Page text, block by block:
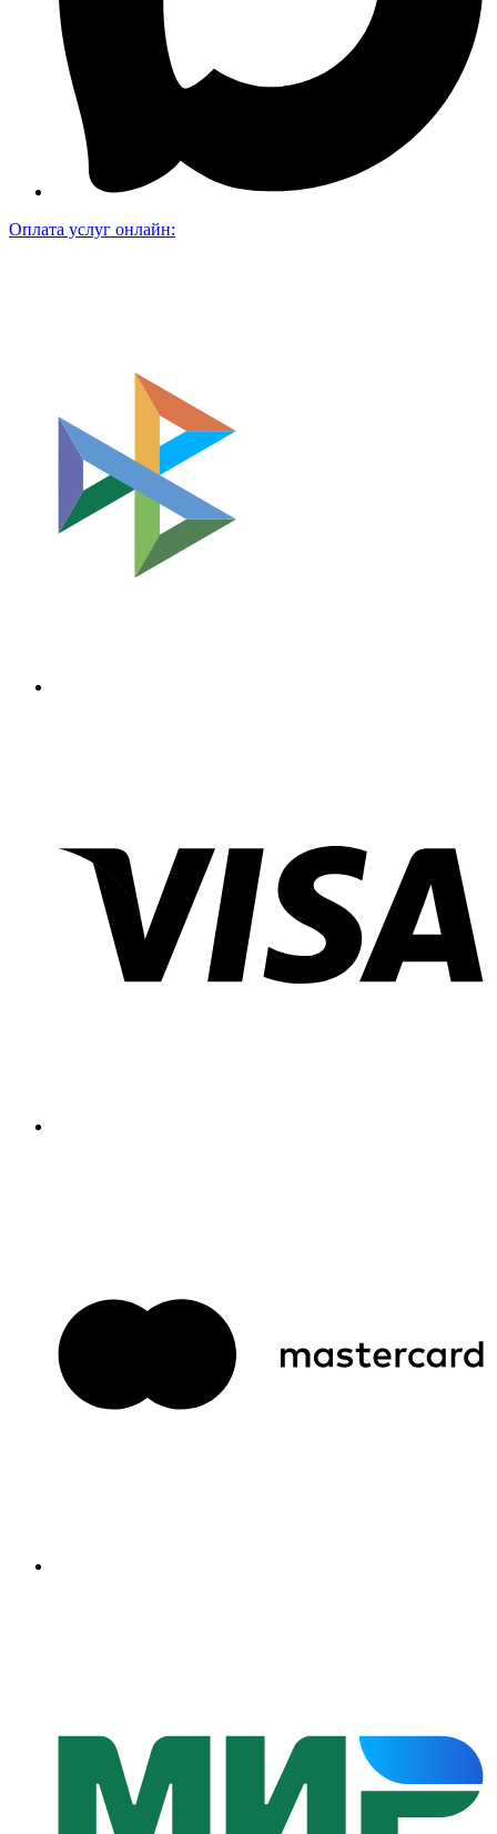
Оплата услуг онлайн: